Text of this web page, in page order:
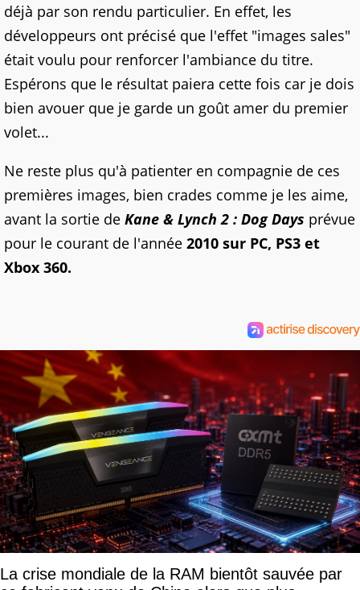
déjà par son rendu particulier. En effet, les
développeurs ont précisé que l'effet "images sales"
était voulu pour renforcer l'ambiance du titre.
Espérons que le résultat paiera cette fois car je dois
bien avouer que je garde un goût amer du premier
volet...
Ne reste plus qu'à patienter en compagnie de ces
premières images, bien crades comme je les aime,
avant la sortie de Kane & Lynch 2 : Dog Days prévue
pour le courant de l'année 2010 sur PC, PS3 et
Xbox 360.
La crise mondiale de la RAM bientôt sauvée par